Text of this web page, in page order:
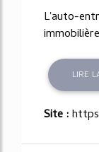
L'auto-
LIRE
Site :